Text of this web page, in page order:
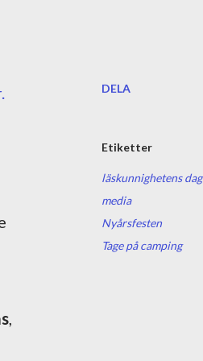
,
DELA
Etiketter
läskunnighetens dag
media
Nyårsfesten
Tage på camping